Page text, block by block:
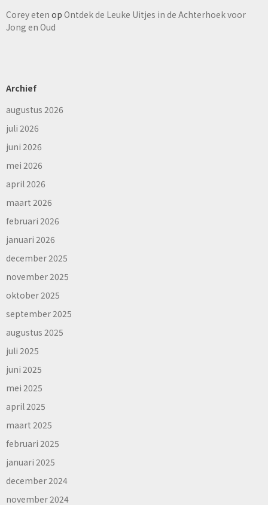
Corey eten op Ontdek de Leuke Uitjes in de Achterhoek voor
Jong en Oud
Archief
augustus 2026
juli 2026
juni 2026
mei 2026
april 2026
maart 2026
februari 2026
januari 2026
december 2025
november 2025
oktober 2025
september 2025
augustus 2025
juli 2025
juni 2025
mei 2025
april 2025
maart 2025
februari 2025
januari 2025
december 2024
november 2024